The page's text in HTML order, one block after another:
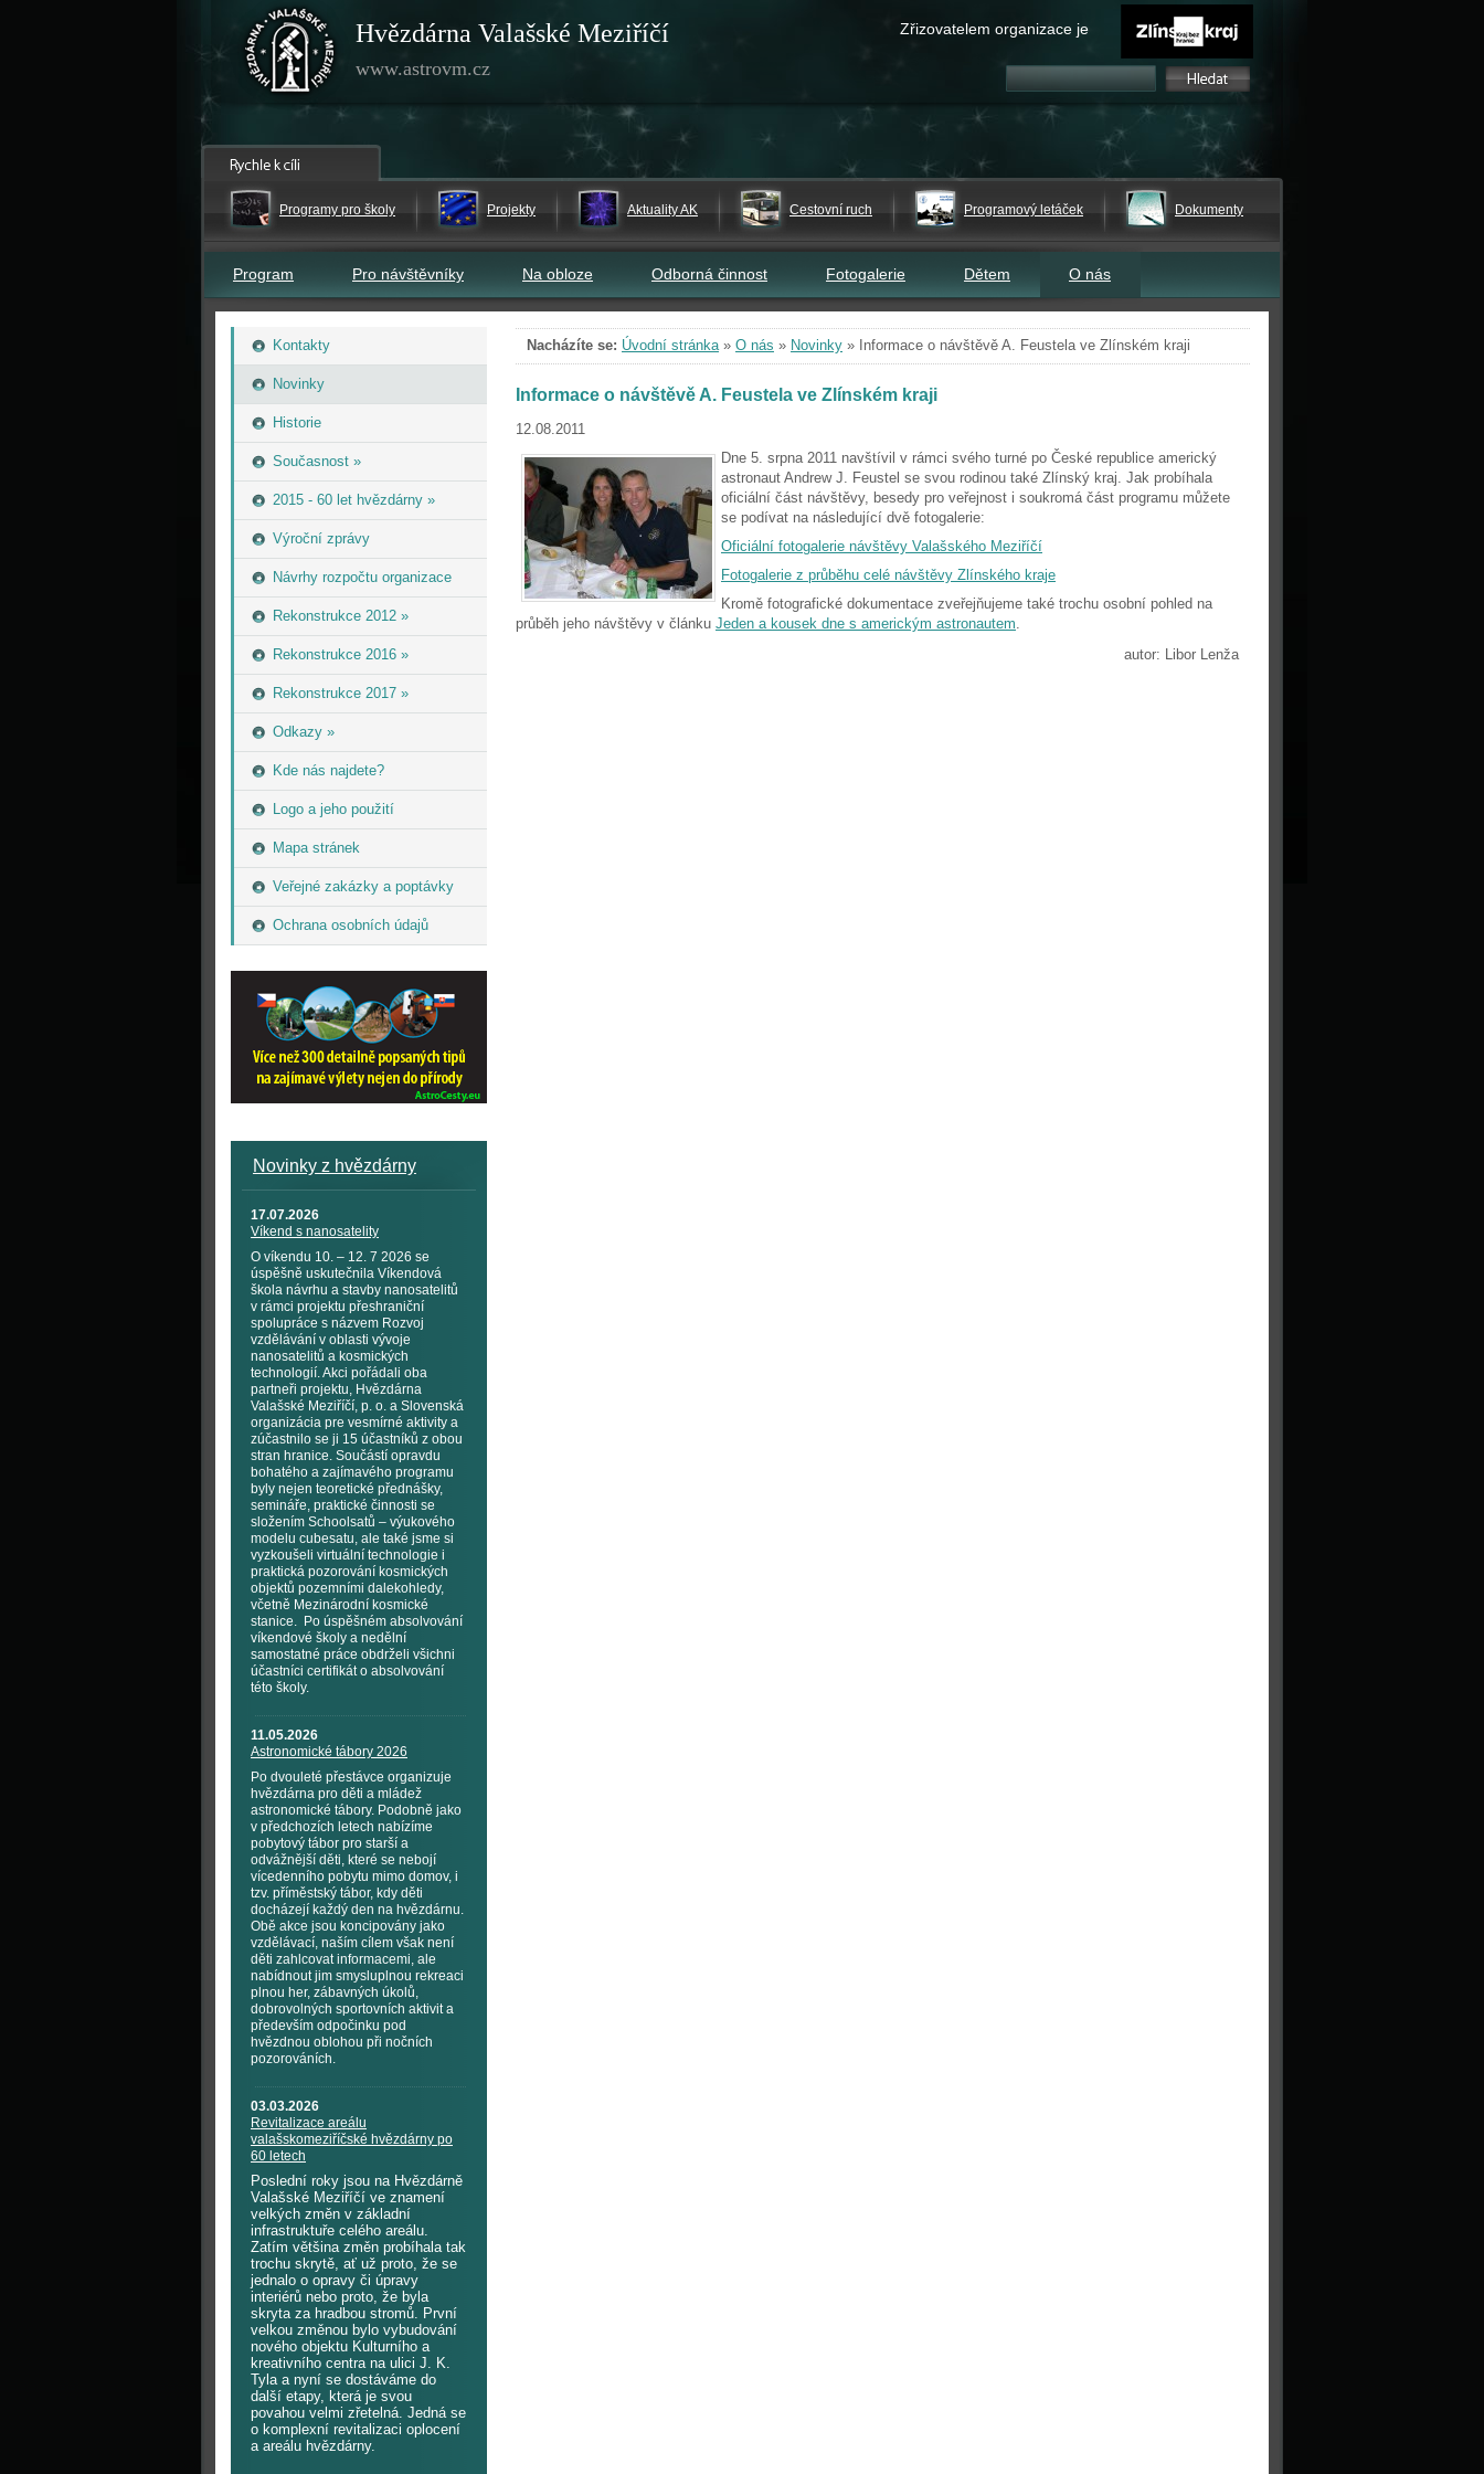
Hvězdárna Valašské Meziříčí
www.astrovm.cz
Zřizovatelem organizace je
Programy pro školy Projekty Aktuality AK Cestovní ruch Programový letáček Dokumenty
Program Pro návštěvníky Na obloze Odborná činnost Fotogalerie Dětem O nás
Kontakty
Novinky
Historie
Současnost »
2015 - 60 let hvězdárny »
Výroční zprávy
Návrhy rozpočtu organizace
Rekonstrukce 2012 »
Rekonstrukce 2016 »
Rekonstrukce 2017 »
Odkazy »
Kde nás najdete?
Logo a jeho použití
Mapa stránek
Veřejné zakázky a poptávky
Ochrana osobních údajů
Novinky z hvězdárny
17.07.2026
Víkend s nanosatelity
O víkendu 10. – 12. 7 2026 se
úspěšně uskutečnila Víkendová
škola návrhu a stavby nanosatelitů
v rámci projektu přeshraniční
spolupráce s názvem Rozvoj
vzdělávání v oblasti vývoje
nanosatelitů a kosmických
technologií. Akci pořádali oba
partneři projektu, Hvězdárna
Valašské Meziříčí, p. o. a Slovenská
organizácia pre vesmírné aktivity a
zúčastnilo se ji 15 účastníků z obou
stran hranice. Součástí opravdu
bohatého a zajímavého programu
byly nejen teoretické přednášky,
semináře, praktické činnosti se
složením Schoolsatů – výukového
modelu cubesatu, ale také jsme si
vyzkoušeli virtuální technologie i
praktická pozorování kosmických
objektů pozemními dalekohledy,
včetně Mezinárodní kosmické
stanice. Po úspěšném absolvování
víkendové školy a nedělní
samostatné práce obdrželi všichni
účastníci certifikát o absolvování
této školy.
11.05.2026
Astronomické tábory 2026
Po dvouleté přestávce organizuje
hvězdárna pro děti a mládež
astronomické tábory. Podobně jako
v předchozích letech nabízíme
pobytový tábor pro starší a
odvážnější děti, které se nebojí
vícedenního pobytu mimo domov, i
tzv. příměstský tábor, kdy děti
docházejí každý den na hvězdárnu.
Obě akce jsou koncipovány jako
vzdělávací, naším cílem však není
děti zahlcovat informacemi, ale
nabídnout jim smysluplnou rekreaci
plnou her, zábavných úkolů,
dobrovolných sportovních aktivit a
především odpočinku pod
hvězdnou oblohou při nočních
pozorováních.
03.03.2026
Revitalizace areálu
valašskomeziříčské hvězdárny po
60 letech
Poslední roky jsou na Hvězdárně
Valašské Meziříčí ve znamení
velkých změn v základní
infrastruktuře celého areálu.
Zatím většina změn probíhala tak
trochu skrytě, ať už proto, že se
jednalo o opravy či úpravy
interiérů nebo proto, že byla
skryta za hradbou stromů. První
velkou změnou bylo vybudování
nového objektu Kulturního a
kreativního centra na ulici J. K.
Tyla a nyní se dostáváme do
další etapy, která je svou
povahou velmi zřetelná. Jedná se
o komplexní revitalizaci oplocení
a areálu hvězdárny.
Nacházíte se: Úvodní stránka» O nás » Novinky » Informace o návštěvě A. Feustela ve Zlínském kraji
Informace o návštěvě A. Feustela ve Zlínském kraji
12.08.2011
Dne 5. srpna 2011 navštívil v rámci svého turné po České republice americký
astronaut Andrew J. Feustel se svou rodinou také Zlínský kraj. Jak probíhala
oficiální část návštěvy, besedy pro veřejnost i soukromá část programu můžete
se podívat na následující dvě fotogalerie:
Oficiální fotogalerie návštěvy Valašského Meziříčí
Fotogalerie z průběhu celé návštěvy Zlínského kraje
Kromě fotografické dokumentace zveřejňujeme také trochu osobní pohled na
průběh jeho návštěvy v článku Jeden a kousek dne s americkým astronautem.
autor: Libor Lenža